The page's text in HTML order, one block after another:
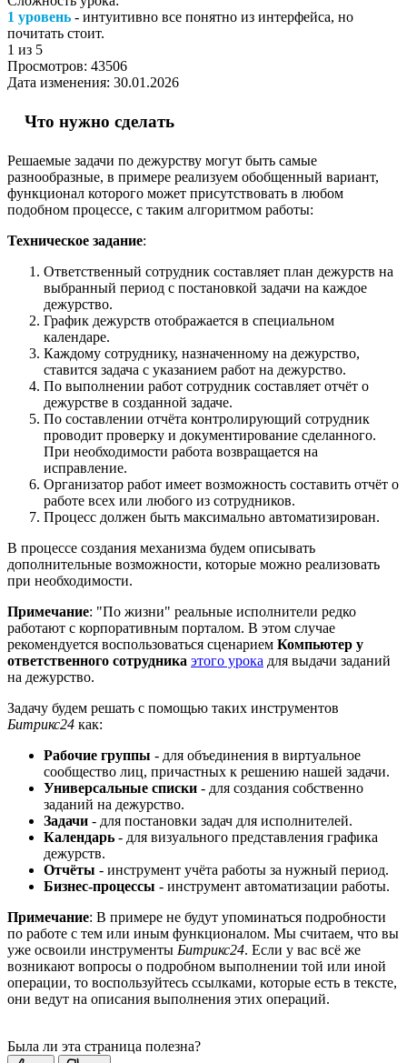
1 уровень - интуитивно все понятно из интерфейса, но
почитать стоит.
1 из 5
Просмотров: 43506
Дата изменения: 30.01.2026
Что нужно сделать
Решаемые задачи по дежурству могут быть самые
разнообразные, в примере реализуем обобщенный вариант,
функционал которого может присутствовать в любом
подобном процессе, с таким алгоритмом работы:
Техническое задание:
Ответственный сотрудник составляет план дежурств на
выбранный период с постановкой задачи на каждое
дежурство.
График дежурств отображается в специальном
календаре.
Каждому сотруднику, назначенному на дежурство,
ставится задача с указанием работ на дежурство.
По выполнении работ сотрудник составляет отчёт о
дежурстве в созданной задаче.
По составлении отчёта контролирующий сотрудник
проводит проверку и документирование сделанного.
При необходимости работа возвращается на
исправление.
Организатор работ имеет возможность составить отчёт о
работе всех или любого из сотрудников.
Процесс должен быть максимально автоматизирован.
В процессе создания механизма будем описывать
дополнительные возможности, которые можно реализовать
при необходимости.
Примечание: "По жизни" реальные исполнители редко
работают с корпоративным порталом. В этом случае
рекомендуется воспользоваться сценарием Компьютер у
ответственного сотрудника этого урока для выдачи заданий
на дежурство.
Задачу будем решать с помощью таких инструментов
Битрикс24 как:
Рабочие группы - для объединения в виртуальное
сообщество лиц, причастных к решению нашей задачи.
Универсальные списки - для создания собственно
заданий на дежурство.
Задачи - для постановки задач для исполнителей.
Календарь - для визуального представления графика
дежурств.
Отчёты - инструмент учёта работы за нужный период.
Бизнес-процессы - инструмент автоматизации работы.
Примечание: В примере не будут упоминаться подробности
по работе с тем или иным функционалом. Мы считаем, что вы
уже освоили инструменты Битрикс24. Если у вас всё же
возникают вопросы о подробном выполнении той или иной
операции, то воспользуйтесь ссылками, которые есть в тексте,
они ведут на описания выполнения этих операций.
Была ли эта страница полезна?